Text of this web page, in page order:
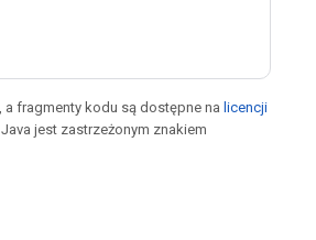
, a fragmenty kodu są dostępne na licencji
. Java jest zastrzeżonym znakiem